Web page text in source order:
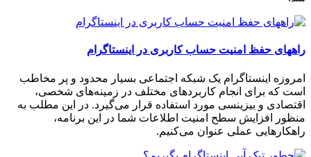
راههای حفظ امنیت حساب کاربری در اینستاگرام
امروزه اینستاگرام یک شبکه اجتماعی بسیار محدود و پر مخاطب
است که برای انجام کاربرد‌های مختلف در زمینه‌های شخصی،
اقتصادی و بیزینسی مورد استفاده قرار می‌گیرد. در این مطلب به
منظور افزایش سطح امنیت اطلاعات شما در این برنامه،
راهکارهایی عملی عنوان می‌کنیم.